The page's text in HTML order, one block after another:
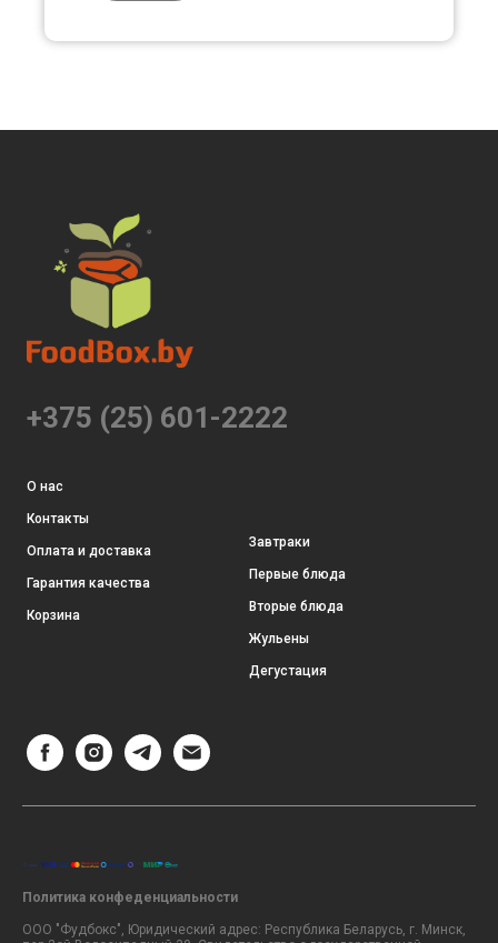
+375 (25) 601-2222
О нас
Контакты
Оплата и доставка
Гарантия качества
Корзина
Завтраки
Первые блюда
Вторые блюда
Жульены
Дегустация
Политика конфеденциальности
ООО "Фудбокс", Юридический адрес: Республика Беларусь, г. Минск,